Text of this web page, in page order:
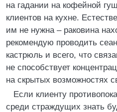
на гадании на кофейной
клиентов на кухне.
им не нужна – раковина
рекомендую проводить
кастрюль и всего, что
не способствует
на скрытых возможностях
Если клиенту
среди страждущих знать